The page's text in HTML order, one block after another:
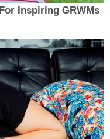
Inspiring GRWMs